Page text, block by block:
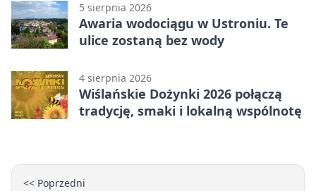
5 sierpnia 2026
Awaria wodociągu w Ustroniu. Te
ulice zostaną bez wody
4 sierpnia 2026
Wiślańskie Dożynki 2026 połączą
tradycję, smaki i lokalną wspólnotę
<< Poprzedni